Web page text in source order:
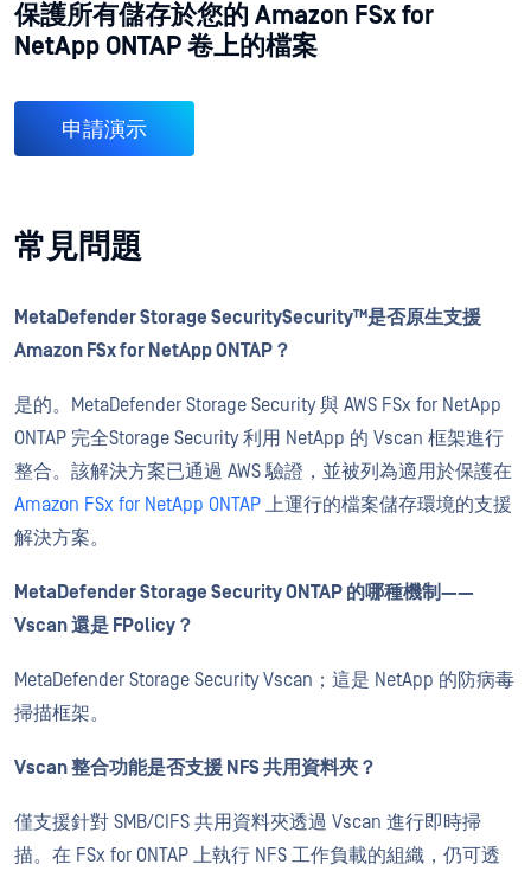
保護所有儲存於您的 Amazon FSx for
NetApp ONTAP 卷上的檔案
申請演示
常見問題
MetaDefender Storage SecuritySecurity™是否原生支援
Amazon FSx for NetApp ONTAP？
是的。MetaDefender Storage Security 與 AWS FSx for NetApp
ONTAP 完全Storage Security 利用 NetApp 的 Vscan 框架進行
整合。該解決方案已通過 AWS 驗證，並被列為適用於保護在
Amazon FSx for NetApp ONTAP 上運行的檔案儲存環境的支援
解決方案。
MetaDefender Storage Security ONTAP 的哪種機制——
Vscan 還是 FPolicy？
MetaDefender Storage Security Vscan；這是 NetApp 的防病毒
掃描框架。
Vscan 整合功能是否支援 NFS 共用資料夾？
僅支援針對 SMB/CIFS 共用資料夾透過 Vscan 進行即時掃
描。在 FSx for ONTAP 上執行 NFS 工作負載的組織，仍可透